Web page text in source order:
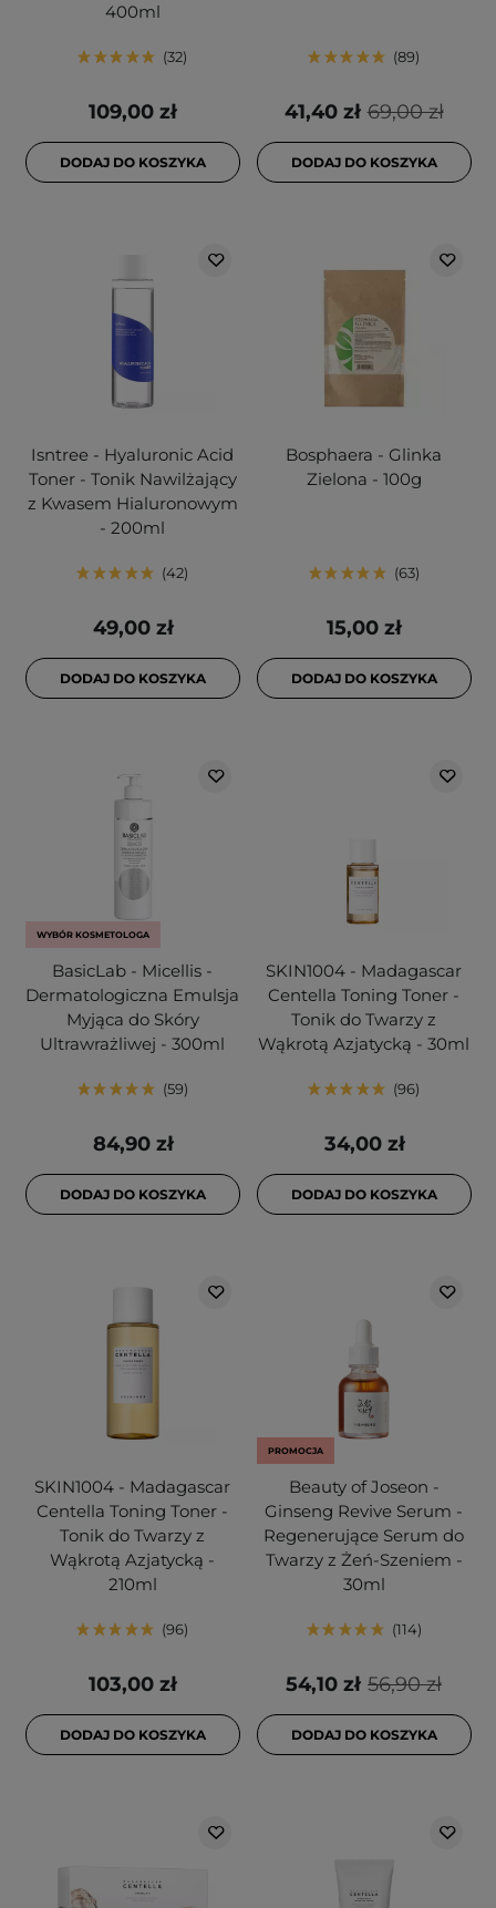
400ml
32
109,00 zł
DODAJ DO KOSZYKA
89
69,00 zł
41,40 zł
DODAJ DO KOSZYKA
Isntree - Hyaluronic Acid
Toner - Tonik Nawilżający
z Kwasem Hialuronowym
- 200ml
42
49,00 zł
DODAJ DO KOSZYKA
Bosphaera - Glinka
Zielona - 100g
63
15,00 zł
DODAJ DO KOSZYKA
WYBÓR KOSMETOLOGA
BasicLab - Micellis -
Dermatologiczna Emulsja
Myjąca do Skóry
Ultrawrażliwej - 300ml
59
84,90 zł
DODAJ DO KOSZYKA
SKIN1004 - Madagascar
Centella Toning Toner -
Tonik do Twarzy z
Wąkrotą Azjatycką - 30ml
96
34,00 zł
DODAJ DO KOSZYKA
SKIN1004 - Madagascar
Centella Toning Toner -
Tonik do Twarzy z
Wąkrotą Azjatycką -
210ml
96
103,00 zł
DODAJ DO KOSZYKA
PROMOCJA
Beauty of Joseon -
Ginseng Revive Serum -
Regenerujące Serum do
Twarzy z Żeń-Szeniem -
30ml
114
56,90 zł
54,10 zł
DODAJ DO KOSZYKA